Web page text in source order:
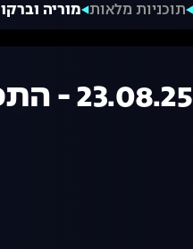
תוכניות מלאות מוריה וברקו 23.08.25 - התכנית המלאה